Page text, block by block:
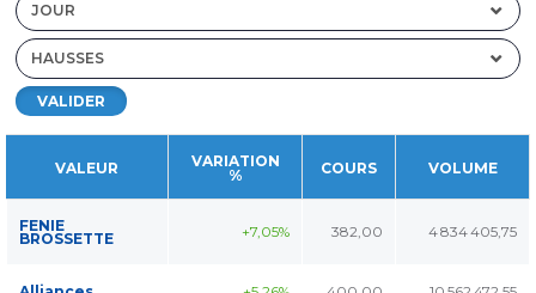
JOUR
HAUSSES
VALIDER
VALEUR
VARIATION
%
COURS VOLUME
FENIE
BROSSETTE +7,05% 382,00 4 834 405,75